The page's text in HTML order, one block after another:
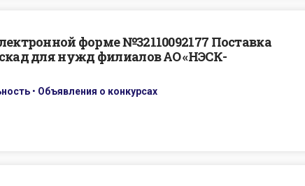
форме №32110092177 Поставка
для нужд филиалов АО «НЭСК-
• Объявления о конкурсах